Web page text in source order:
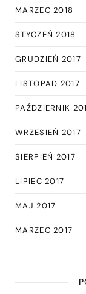
MARZEC 2018
STYCZEŃ 2018
GRUDZIEŃ 2017
LISTOPAD 2017
PAŹDZIERNIK
WRZESIEŃ 2017
SIERPIEŃ 2017
LIPIEC 2017
MAJ 2017
MARZEC 2017